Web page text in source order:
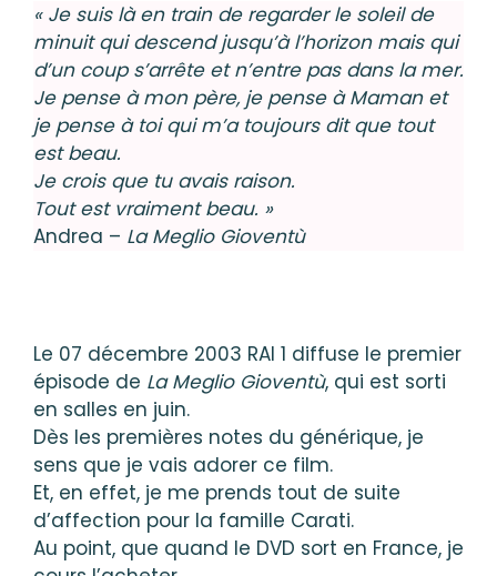
« Je suis là en train de regarder le soleil de
minuit qui descend jusqu’à l’horizon mais qui
d’un coup s’arrête et n’entre pas dans la mer.
Je pense à mon père, je pense à Maman et
je pense à toi qui m’a toujours dit que tout
est beau.
Je crois que tu avais raison.
Tout est vraiment beau. »
Andrea – La Meglio Gioventù
Le 07 décembre 2003 RAI 1 diffuse le premier
épisode de La Meglio Gioventù, qui est sorti
en salles en juin.
Dès les premières notes du générique, je
sens que je vais adorer ce film.
Et, en effet, je me prends tout de suite
d’affection pour la famille Carati.
Au point, que quand le DVD sort en France, je